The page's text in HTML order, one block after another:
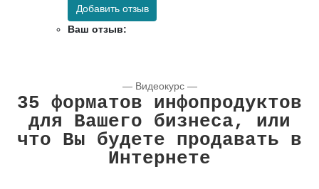
Добавить отзыв
Ваш отзыв:
— Видеокурс —
35 форматов инфопродуктов
для Вашего бизнеса, или
что Вы будете продавать в
Интернете